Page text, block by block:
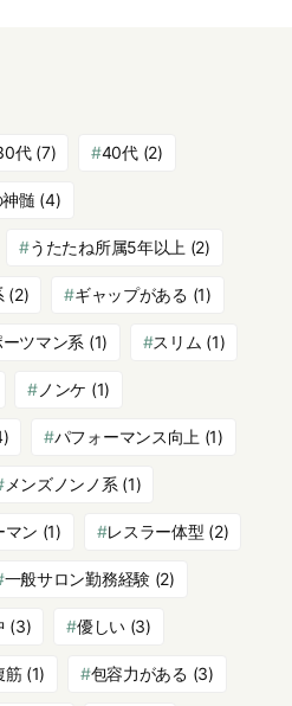
代(7) 40代(2)
髄 (4)
うたたね所属5年以上 (2)
(2) ギャップがある (1)
ツマン系 (1) スリム (1)
ノンケ (1)
パフォーマンス向上 (1)
メンズノンノ系 (1)
マン (1) レスラー体型 (2)
一般サロン勤務経験(2)
(3) 優しい (3)
筋(1) 包容力がある (3)